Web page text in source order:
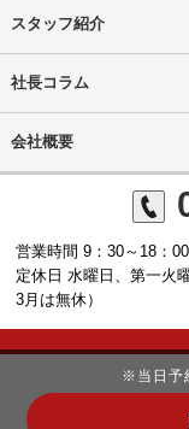
スタッフ紹介
社長コラム
会社概要
営業時間 9：30～18：00
定休日 水曜日、第一火
3月は無休）
※当日予